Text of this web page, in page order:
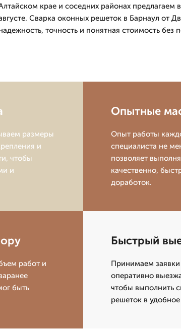
крае и соседних районах предлагаем
Сварка оконных решеток в Барнаул от
точность и понятная стоимость без
размеры
и
чтобы
и
Опытные
Опыт работы
специалиста не
позволяет
качественно,
доработок.
работ и
быть
Быстрый
Принимаем заявки
оперативно
чтобы выполнить
решеток в